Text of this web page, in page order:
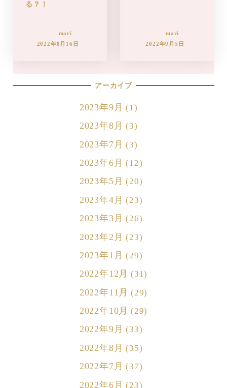
る？！
mari
2022年8月16日
mari
2022年9月5日
アーカイブ
2023年9月 (1)
2023年8月 (3)
2023年7月 (3)
2023年6月 (12)
2023年5月 (20)
2023年4月 (23)
2023年3月 (26)
2023年2月 (23)
2023年1月 (29)
2022年12月 (31)
2022年11月 (29)
2022年10月 (29)
2022年9月 (33)
2022年8月 (35)
2022年7月 (37)
2022年6月 (23)